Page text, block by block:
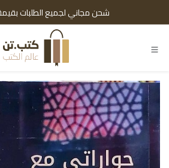
شحن مجاني لجميع الطلبات بقيمة 150